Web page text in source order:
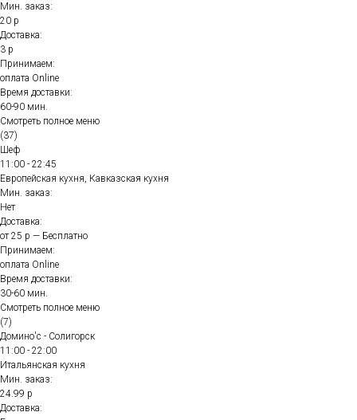
Мин. заказ:
20 р
Доставка:
3 р
Принимаем:
оплата Online
Время доставки:
60-90 мин.
Смотреть полное меню
(37)
Шеф
11:00 - 22:45
Европейская кухня, Кавказская кухня
Мин. заказ:
Нет
Доставка:
от 25 р — Бесплатно
Принимаем:
оплата Online
Время доставки:
30-60 мин.
Смотреть полное меню
(7)
Домино'с - Солигорск
11:00 - 22:00
Итальянская кухня
Мин. заказ:
24.99 р
Доставка: